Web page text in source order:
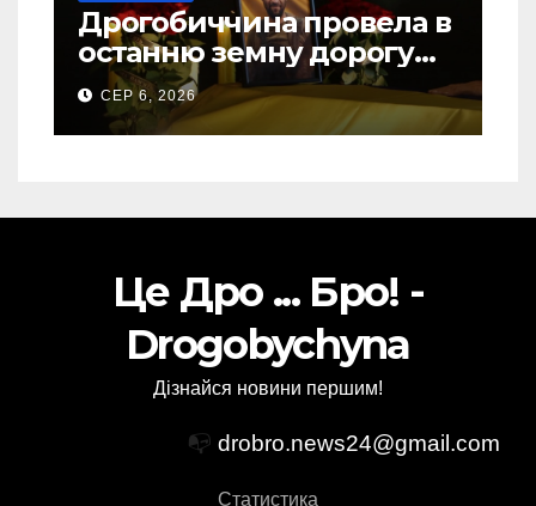
Дрогобиччина провела в
останню земну дорогу
свого Захисника – Олега
Торського
СЕР 6, 2026
Це Дро ... Бро! -
Drogobychyna
Дізнайся новини першим!
📭 drobro.news24@gmail.com
Статистика